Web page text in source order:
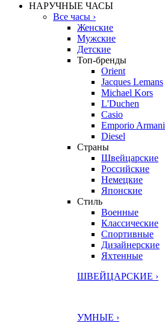
НАРУЧНЫЕ ЧАСЫ
Все часы ›
Женские
Мужские
Детские
Топ-бренды
Orient
Jacques Lemans
Michael Kors
L'Duchen
Casio
Emporio Armani
Diesel
Страны
Швейцарские
Российские
Немецкие
Японские
Стиль
Военные
Классические
Спортивные
Дизайнерские
Яхтенные
ШВЕЙЦАРСКИЕ ›
УМНЫЕ ›